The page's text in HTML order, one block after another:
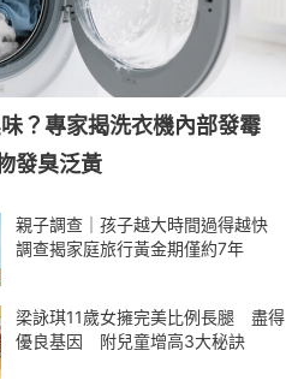
？專家揭洗衣機內部發霉
發臭泛黃
親子調查｜孩子越大時間過得越快
調查揭家庭旅行黃金期僅約7年
梁詠琪11歲女擁完美比例長腿 盡得
優良基因 附兒童增高3大秘訣